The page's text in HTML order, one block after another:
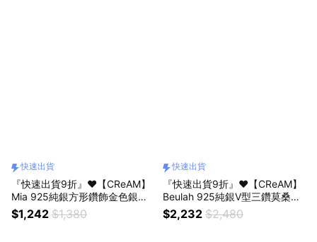
快速出貨
『快速出貨9折』❤️【CReAM】
Mia 925純銀方形鑽飾金色銀色
女項鍊頸鍊項鏈#禮盒 #浪漫送
禮 #生日禮盒 #情人禮物 #生日
$1,242 $1,380
快速出貨
『快速出貨9折』❤️【CReAM】
Beulah 925純銀V型三鑽莫桑鑽
石鑽飾亮鑽銀色女項鍊 項鏈#禮
盒 #浪漫送禮 #生日禮盒 #情人
$2,232 $2,480